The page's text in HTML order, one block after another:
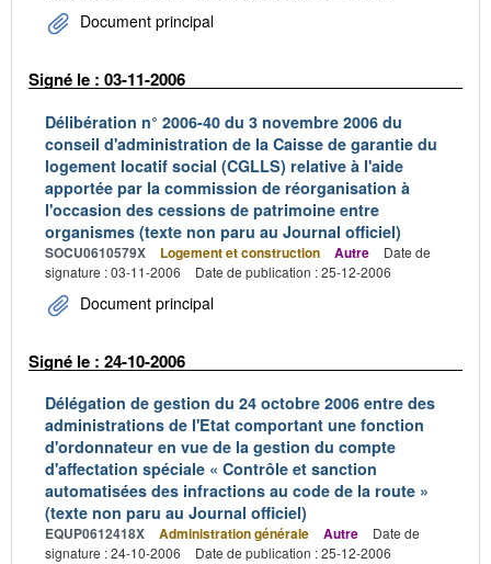
Document principal
Signé le : 03-11-2006
Délibération n° 2006-40 du 3 novembre 2006 du
conseil d'administration de la Caisse de garantie du
logement locatif social (CGLLS) relative à l'aide
apportée par la commission de réorganisation à
l'occasion des cessions de patrimoine entre
organismes (texte non paru au Journal officiel)
SOCU0610579X Logement et construction Autre
Date de
signature : 03-11-2006
Date de publication : 25-12-2006
Document principal
Signé le : 24-10-2006
Délégation de gestion du 24 octobre 2006 entre des
administrations de l'Etat comportant une fonction
d'ordonnateur en vue de la gestion du compte
d'affectation spéciale « Contrôle et sanction
automatisées des infractions au code de la route »
(texte non paru au Journal officiel)
EQUP0612418X Administration générale Autre
Date de
signature : 24-10-2006
Date de publication : 25-12-2006